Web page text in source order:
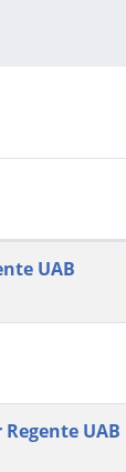
UAB
Regente UAB